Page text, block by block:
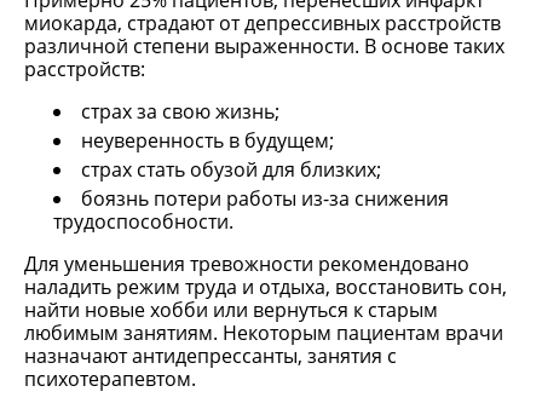
миокарда, страдают от депрессивных расстройств
различной степени выраженности. В основе таких
расстройств:
страх за свою жизнь;
неуверенность в будущем;
страх стать обузой для близких;
боязнь потери работы из-за снижения
трудоспособности.
Для уменьшения тревожности рекомендовано
наладить режим труда и отдыха, восстановить сон,
найти новые хобби или вернуться к старым
любимым занятиям. Некоторым пациентам врачи
назначают антидепрессанты, занятия с
психотерапевтом.